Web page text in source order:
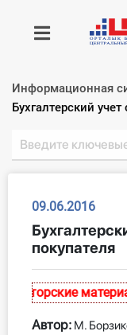
Получить
Купить
Формы
Консультации
Правовая база
Информационная
Текущий:
Бухгалтерский
09.06.2016
покупателя
Автор: М.